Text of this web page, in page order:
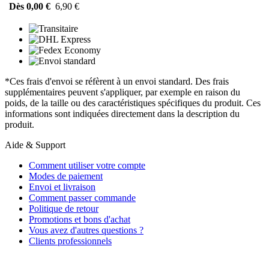
Dès 0,00 € 6,90 €
*Ces frais d'envoi se réfèrent à un envoi standard. Des frais
supplémentaires peuvent s'appliquer, par exemple en raison du
poids, de la taille ou des caractéristiques spécifiques du produit. Ces
informations sont indiquées directement dans la description du
produit.
Aide & Support
Comment utiliser votre compte
Modes de paiement
Envoi et livraison
Comment passer commande
Politique de retour
Promotions et bons d'achat
Vous avez d'autres questions ?
Clients professionnels